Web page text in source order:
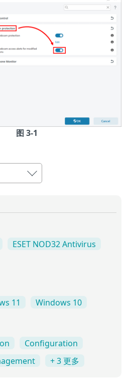
图 3-1
ESET NOD32 Antivirus
11 Windows 10
Configuration
+ 3 更多